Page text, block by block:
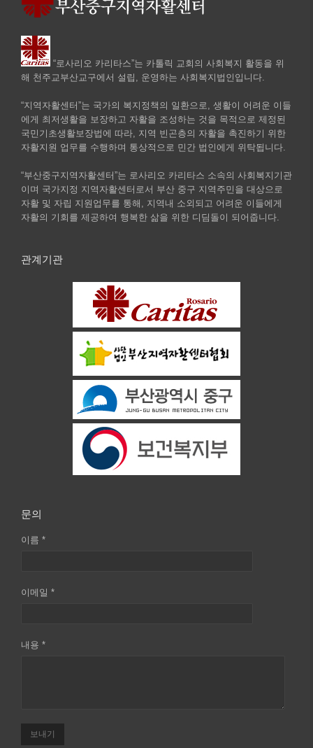
“로사리오 카리타스”는 카톨릭 교회의 사회복지 활동을 위
해 천주교부산교구에서 설립, 운영하는 사회복지법인입니다.
“지역자활센터”는 국가의 복지정책의 일환으로, 생활이 어려운 이들
에게 최저생활을 보장하고 자활을 조성하는 것을 목적으로 제정된
국민기초생활보장법에 따라, 지역 빈곤층의 자활을 촉진하기 위한
자활지원 업무를 수행하며 통상적으로 민간 법인에게 위탁됩니다.
“부산중구지역자활센터”는 로사리오 카리타스 소속의 사회복지기관
이며 국가지정 지역자활센터로서 부산 중구 지역주민을 대상으로
자활 및 자립 지원업무를 통해, 지역내 소외되고 어려운 이들에게
자활의 기회를 제공하여 행복한 삶을 위한 디딤돌이 되어줍니다.
관계기관
문의
이름 *
이메일 *
내용 *
보내기